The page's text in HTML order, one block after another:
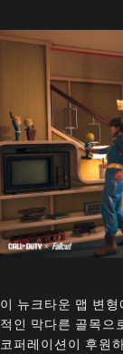
이 뉴크타운 맵 변형
적인 막다른 골목으
코퍼레이션이 후원